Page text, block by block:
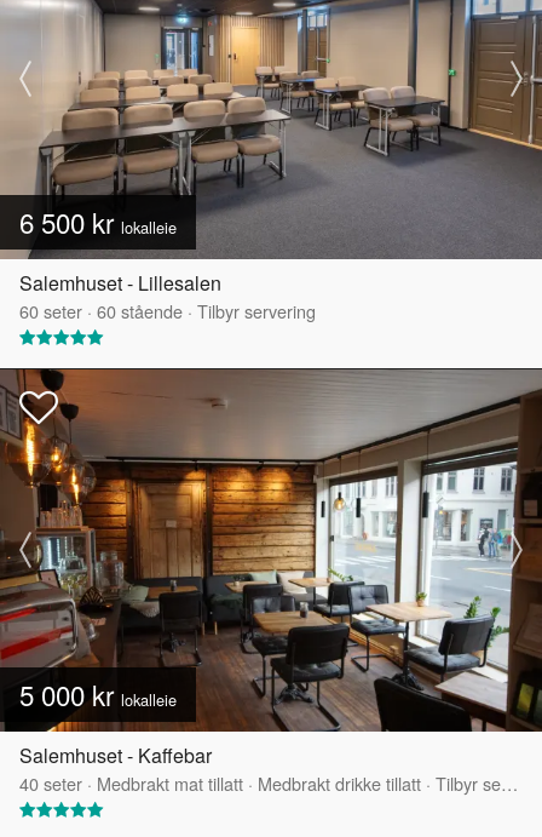
6 500 kr lokalleie
Salemhuset - Lillesalen
60seter · 60stående · Tilbyr servering
5 000 kr lokalleie
Salemhuset - Kaffebar
40seter · Medbrakt mat tillatt · Medbrakt drikke tillatt · Tilbyr servering